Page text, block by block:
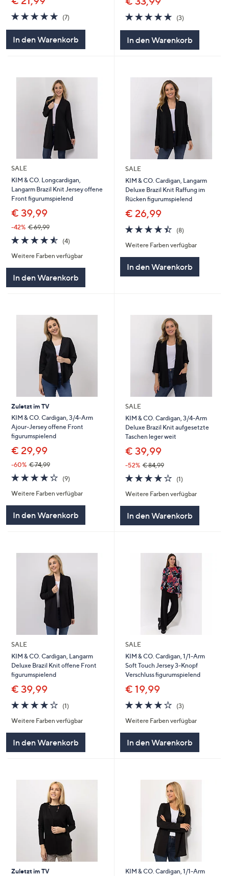
4.7
von
(7)7
In den Warenkorb
4.7
von
(3)3
In den Warenkorb
SALE
KIM & CO. Longcardigan,
Langarm Brazil Knit Jersey offene
Front figurumspielend
€ 39,99
-42% € 69,99
4.5
von
5
(4)4
Weitere Farben verfügbar
In den Warenkorb
SALE
KIM & CO. Cardigan, Langarm
Deluxe Brazil Knit Raffung im
Rücken figurumspielend
€ 26,99
4.4
von
5
(8)8
Weitere Farben verfügbar
In den Warenkorb
Zuletzt im TV
KIM & CO. Cardigan, 3/4-Arm
Ajour-Jersey offene Front
figurumspielend
€ 29,99
-60% € 74,99
4.2
von
5
(9)
Weitere Farben verfügbar
In den Warenkorb
SALE
KIM & CO. Cardigan, 3/4-Arm
Deluxe Brazil Knit aufgesetzte
Taschen leger weit
€ 39,99
-52% € 84,99
4.0
von
5
(1)1
Weitere Farben verfügbar
In den Warenkorb
SALE
KIM & CO. Cardigan, Langarm
Deluxe Brazil Knit offene Front
figurumspielend
€ 39,99
4.0
von
5
(1)
Weitere Farben verfügbar
In den Warenkorb
SALE
KIM & CO. Cardigan, 1/1-Arm
Soft Touch Jersey 3-Knopf
Verschluss figurumspielend
€ 19,99
4.0
von
5
(3)3
Weitere Farben verfügbar
In den Warenkorb
Zuletzt im TV
KIM & CO. Cardigan, 1/1-Arm